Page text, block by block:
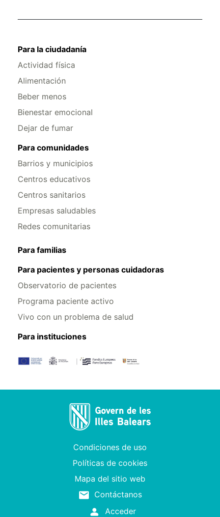
Para la ciudadanía
Actividad física
Alimentación
Beber menos
Bienestar emocional
Dejar de fumar
Para comunidades
Barrios y municipios
Centros educativos
Centros sanitarios
Empresas saludables
Redes comunitarias
Para familias
Para pacientes y personas cuidadoras
Observatorio de pacientes
Programa paciente activo
Vivo con un problema de salud
Para instituciones
Condiciones de uso
Políticas de cookies
Mapa del sitio web
Contáctanos
Acceder